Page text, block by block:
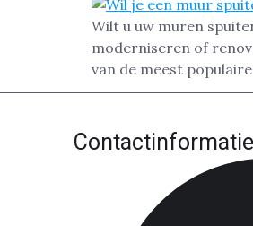
Wilt u uw muren
moderniseren of
van de meest